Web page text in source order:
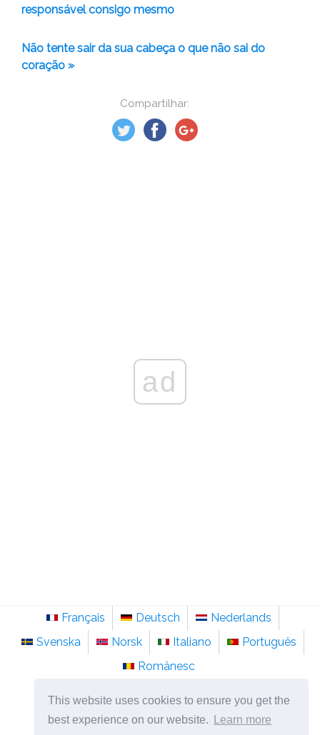
This website uses cookies to ensure you get the
best experience on our website.
Learn more
Compartilhar:
responsável consigo mesmo
Não tente sair da sua cabeça o que não sai do
coração »
ad
Français Deutsch
Nederlands
Svenska
Norsk Italiano
Português
Românesc
©2026pt.sainte-anastasie.org
Psicologia, filosofia e pensamento sobre a vida.